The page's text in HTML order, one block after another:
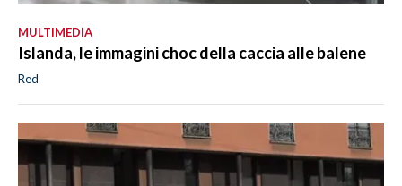
MULTIMEDIA
Islanda, le immagini choc della caccia alle balene
Red